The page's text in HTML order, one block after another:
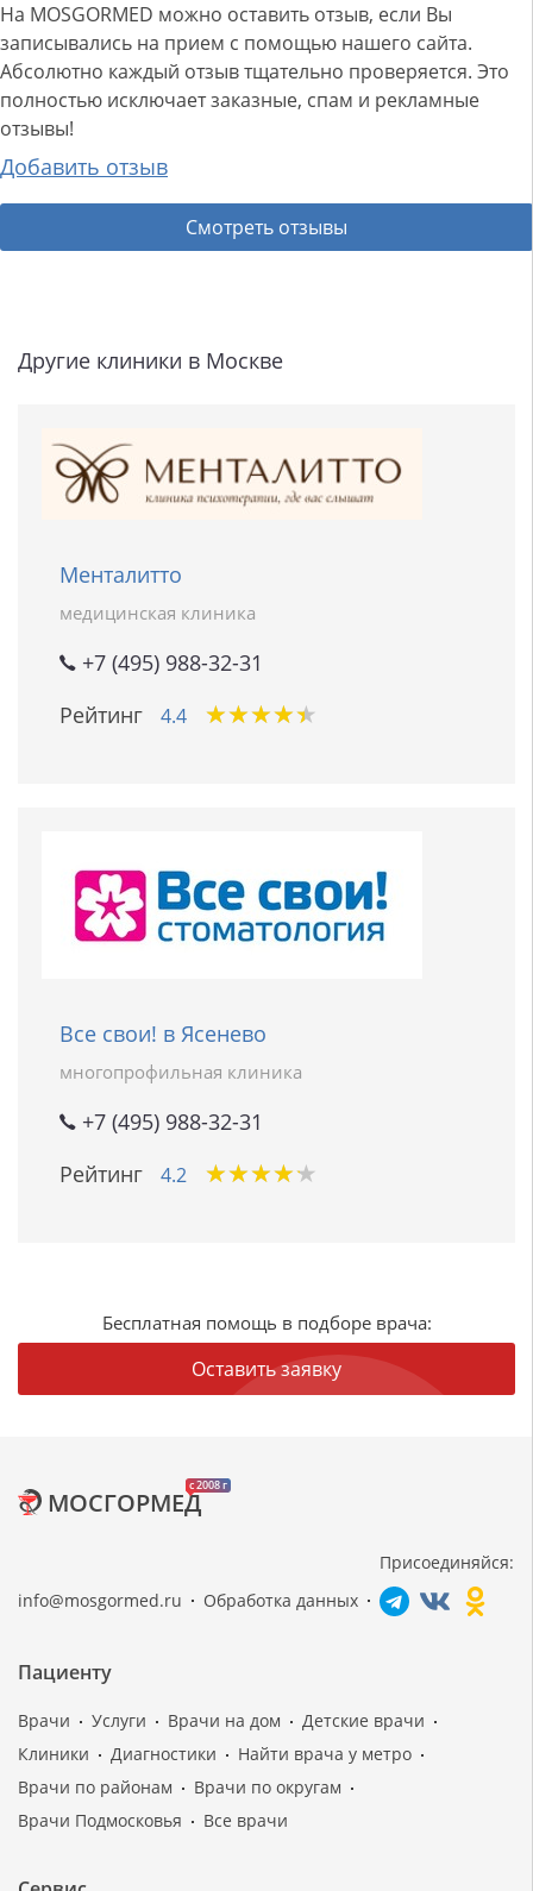
На MOSGORMED можно оставить отзыв, если Вы
записывались на прием с помощью нашего сайта.
Абсолютно каждый отзыв тщательно проверяется. Это
полностью исключает заказные, спам и рекламные
отзывы!
Добавить отзыв
Смотреть отзывы
Другие клиники в Москве
Менталитто
медицинская клиника
+7 (495) 988-32-31
Рейтинг
4.4 ★★★★★
★★★★★
Все свои! в Ясенево
многопрофильная клиника
+7 (495) 988-32-31
Рейтинг
4.2 ★★★★★
★★★★★
Бесплатная помощь в подборе врача:
Оставить заявку
c 2008 г
МОСГОРМЕД
info@mosgormed.ru Обработка данных
Присоединяйся:
Пациенту
Врачи Услуги Врачи на дом
Детские врачи
Клиники
Диагностики
Найти врача у метро
Врачи по районам
Врачи по округам
Врачи Подмосковья
Все врачи